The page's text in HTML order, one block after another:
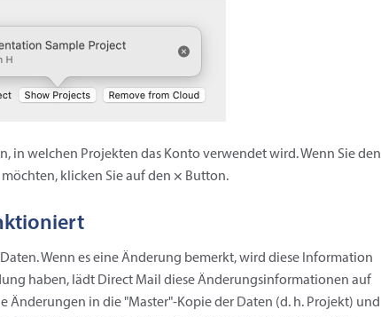
in welchen Projekten das Konto verwendet wird. Wenn Sie den
klicken Sie auf den × Button.
Wenn es eine Änderung bemerkt, wird diese Information
haben, lädt Direct Mail diese Änderungsinformationen auf
Änderungen in die "Master"-Kopie der Daten (d. h. Projekt) und